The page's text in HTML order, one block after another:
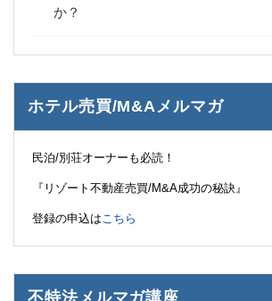
か？
ホテル売買/M&Aメルマガ
民泊/別荘オーナーも必読！
『リゾート不動産売買/M&A成功の秘訣』
登録の申込は こちら
不特法メルマガ講座